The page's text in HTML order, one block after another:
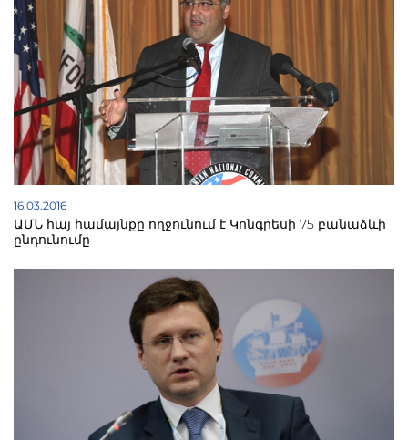
16.03.2016
ԱՄՆ հայ համայնքը ողջունում է Կոնգրեսի 75 բանաձևի
ընդունումը